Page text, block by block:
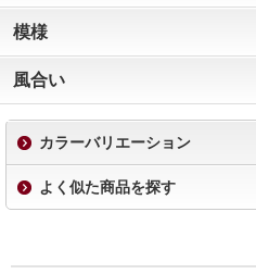
模様
風合い
カラーバリエーション
よく似た商品を探す